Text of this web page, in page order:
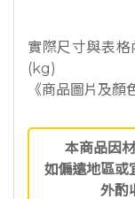
實際尺寸與表
(kg)
《商品圖片及顏
本商品因
如偏遠地區或
外酌